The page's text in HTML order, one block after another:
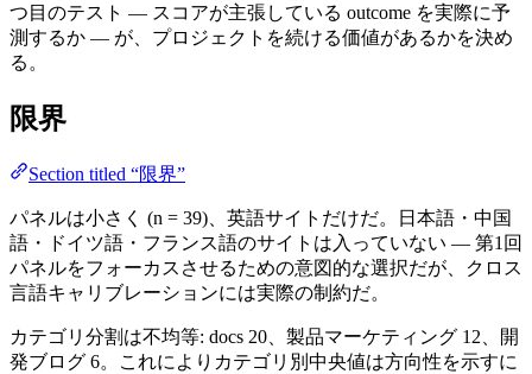
つ目のテスト — スコアが主張している outcome を実際に予
測するか — が、プロジェクトを続ける価値があるかを決め
る。
限界
Section titled “限界”
パネルは小さく (n = 39)、英語サイトだけだ。日本語・中国
語・ドイツ語・フランス語のサイトは入っていない — 第1回
パネルをフォーカスさせるための意図的な選択だが、クロス
言語キャリブレーションには実際の制約だ。
カテゴリ分割は不均等: docs 20、製品マーケティング 12、開
発ブログ 6。これによりカテゴリ別中央値は方向性を示すに